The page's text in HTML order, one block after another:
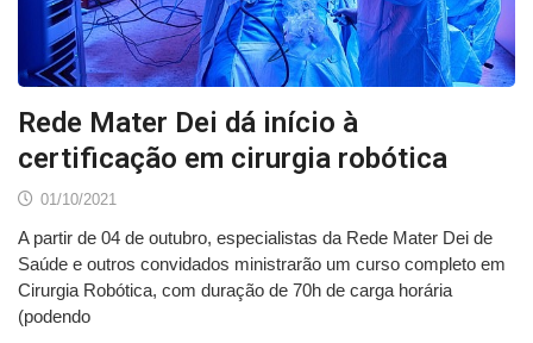
Rede Mater Dei dá início à
certificação em cirurgia robótica
01/10/2021
A partir de 04 de outubro, especialistas da Rede Mater Dei de
Saúde e outros convidados ministrarão um curso completo em
Cirurgia Robótica, com duração de 70h de carga horária
(podendo